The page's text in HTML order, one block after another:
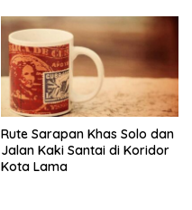
Rute Sarapan Khas Solo dan
Jalan Kaki Santai di Koridor
Kota Lama